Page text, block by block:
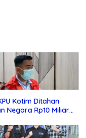
Kotim Ditahan
Negara Rp10 Miliar